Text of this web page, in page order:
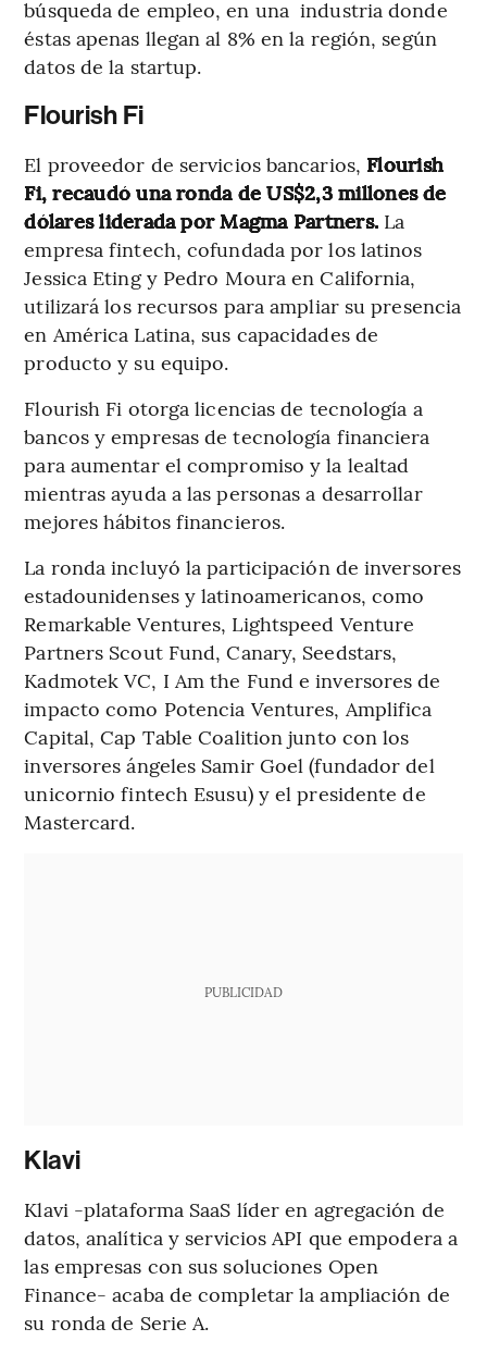
búsqueda de empleo, en una industria donde
éstas apenas llegan al 8% en la región, según
datos de la startup.
Flourish Fi
El proveedor de servicios bancarios, Flourish
Fi, recaudó una ronda de US$2,3 millones de
dólares liderada por Magma Partners. La
empresa fintech, cofundada por los latinos
Jessica Eting y Pedro Moura en California,
utilizará los recursos para ampliar su presencia
en América Latina, sus capacidades de
producto y su equipo.
Flourish Fi otorga licencias de tecnología a
bancos y empresas de tecnología financiera
para aumentar el compromiso y la lealtad
mientras ayuda a las personas a desarrollar
mejores hábitos financieros.
La ronda incluyó la participación de inversores
estadounidenses y latinoamericanos, como
Remarkable Ventures, Lightspeed Venture
Partners Scout Fund, Canary, Seedstars,
Kadmotek VC, I Am the Fund e inversores de
impacto como Potencia Ventures, Amplifica
Capital, Cap Table Coalition junto con los
inversores ángeles Samir Goel (fundador del
unicornio fintech Esusu) y el presidente de
Mastercard.
PUBLICIDAD
Klavi
Klavi -plataforma SaaS líder en agregación de
datos, analítica y servicios API que empodera a
las empresas con sus soluciones Open
Finance- acaba de completar la ampliación de
su ronda de Serie A.